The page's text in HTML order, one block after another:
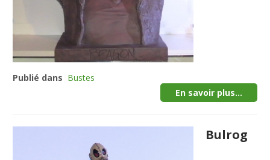
Publié dans Bustes
En savoir plus...
Bulrog